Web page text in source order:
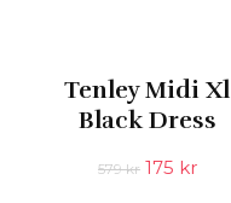
Tenley Midi Xl
Black Dress
579kr Det
175 krDet